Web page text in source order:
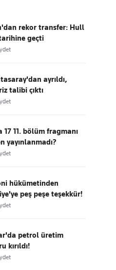
gündemi
rekor transfer: Hull
geçti
ayrıldı,
talibi çıktı
17 11. bölüm fragmanı
yayınlanmadı?
hükümetinden
peş peşe teşekkür!
petrol üretim
kırıldı!